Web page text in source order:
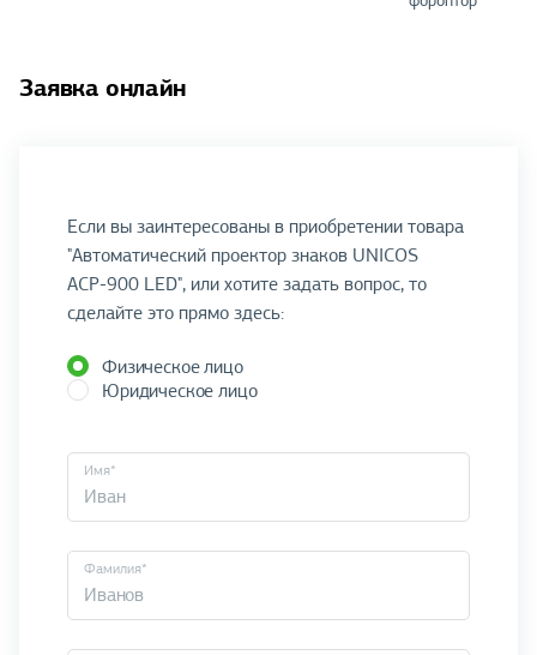
Заявка онлайн
Если вы заинтересованы в приобретении товара
"Автоматический проектор знаков UNICOS
AСР-900 LED", или хотите задать вопрос, то
сделайте это прямо здесь:
Физическое лицо
Юридическое лицо
Имя*
Фамилия*